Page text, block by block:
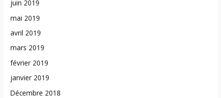
juin 2019
mai 2019
avril 2019
mars 2019
février 2019
janvier 2019
Décembre 2018